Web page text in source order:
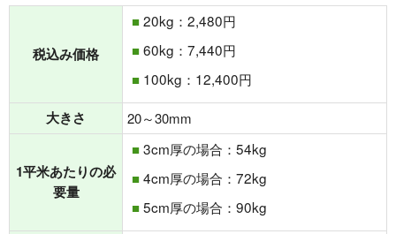
税込み価格
20kg：2,480円
60kg：7,440円
100kg：12,400円
大きさ
20～30mm
1平米あたりの必
要量
3cm厚の場合：54kg
4cm厚の場合：72kg
5cm厚の場合：90kg